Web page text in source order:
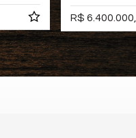
R$ 6.400.000,